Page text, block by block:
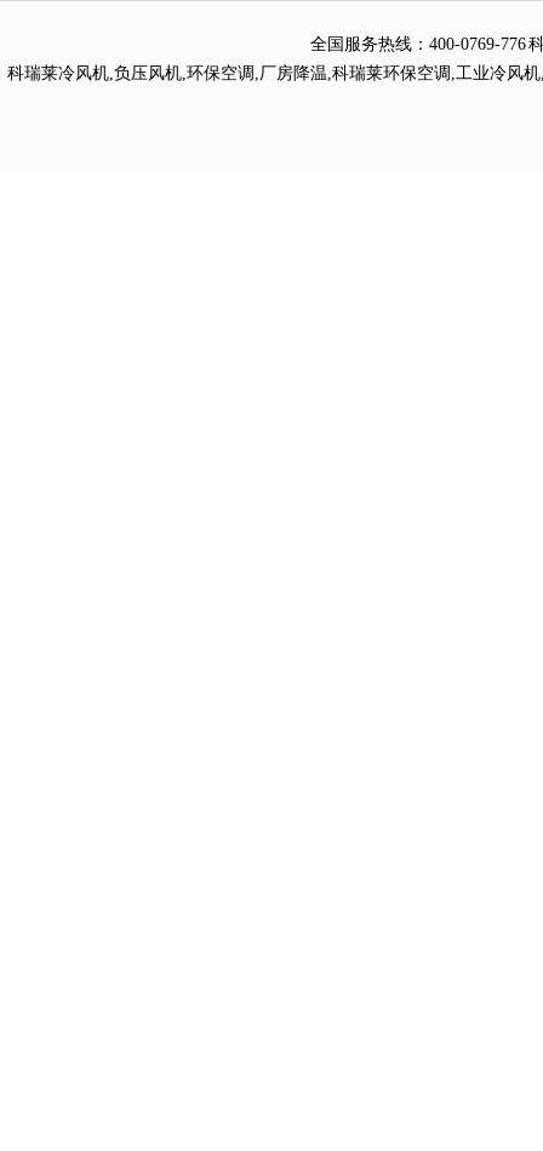
全国服务热线： 400-0769-776
科瑞莱冷风机,负压风机,环保空调 ,厂房降温,科瑞莱环保空调 ,工业冷风机